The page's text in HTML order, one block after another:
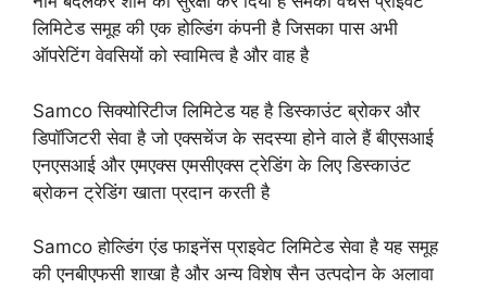
लिमिटेड समूह की एक होल्डिंग कंपनी है जिसका पास अभी
ऑपरेटिंग वेवसियों को स्वामित्व है और वाह है
Samco सिक्योरिटीज लिमिटेड यह है डिस्काउंट ब्रोकर और
डिपॉजिटरी सेवा है जो एक्सचेंज के सदस्या होने वाले हैं बीएसआई
एनएसआई और एमएक्स एमसीएक्स ट्रेडिंग के लिए डिस्काउंट
ब्रोकन ट्रेडिंग खाता प्रदान करती है
Samco होल्डिंग एंड फाइनेंस प्राइवेट लिमिटेड सेवा है यह समूह
की एनबीएफसी शाखा है और अन्य विशेष सैन उत्पदोन के अलावा